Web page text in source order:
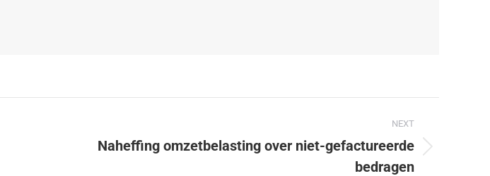
NEXT
Naheffing omzetbelasting over niet-gefactureerde
bedragen